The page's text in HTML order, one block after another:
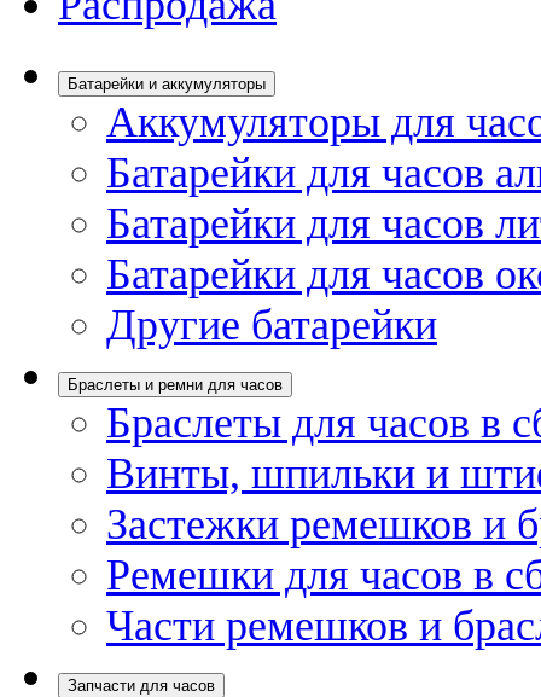
Батарейки и аккумуляторы
Аккумуляторы для
Батарейки для часов
Батарейки для часов
Батарейки для часов
Другие батарейки
Браслеты и ремни для часов
Браслеты для часов в
Винты, шпильки и
Застежки ремешков и
Ремешки для часов в
Части ремешков и
Запчасти для часов